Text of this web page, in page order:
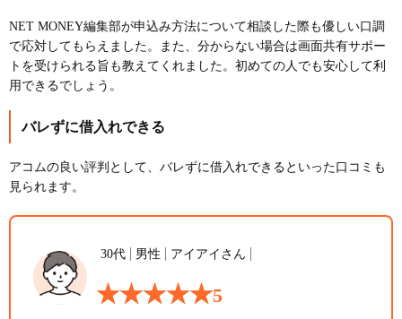
NET MONEY編集部が申込み方法について相談した際も優しい口調
で応対してもらえました。また、分からない場合は画面共有サポー
トを受けられる旨も教えてくれました。初めての人でも安心して利
用できるでしょう。
バレずに借入れできる
アコムの良い評判として、バレずに借入れできるといった口コミも
見られます。
30代 男性 アイアイさん
5